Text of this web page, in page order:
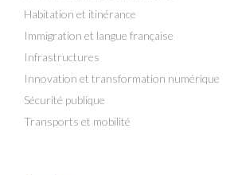
Habitation et itinérance
Immigration et langue française
Infrastructures
Innovation et transformation numérique
Sécurité publique
Transports et mobilité